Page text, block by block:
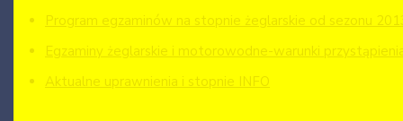
Program egzaminów na stopnie żeglarskie od sezonu
Egzaminy żeglarskie i motorowodne-warunki
Aktualne uprawnienia i stopnie INFO